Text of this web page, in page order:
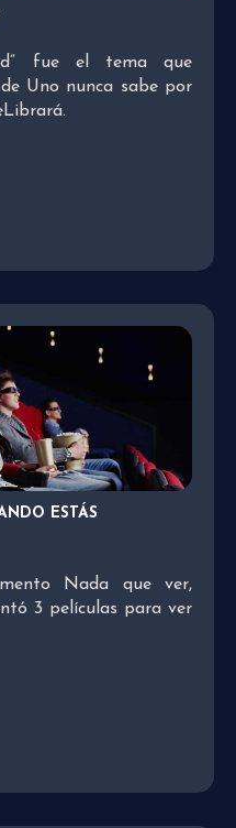
fue el tema que
Uno nunca sabe por
ESTÁS
Nada que ver,
3 películas para ver